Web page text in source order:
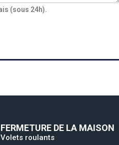
(sous 24h).
FERMETURE DE LA MAISON
Volets roulants